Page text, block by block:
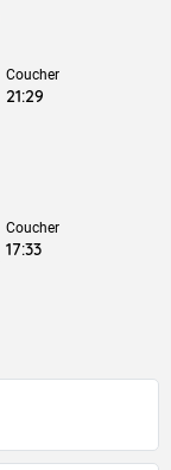
Coucher
21:29
Coucher
17:33